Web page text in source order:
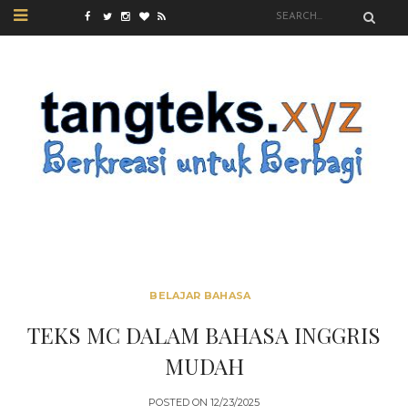
BELAJAR BAHASA
TEKS MC DALAM BAHASA INGGRIS
MUDAH
POSTED ON 12/23/2025